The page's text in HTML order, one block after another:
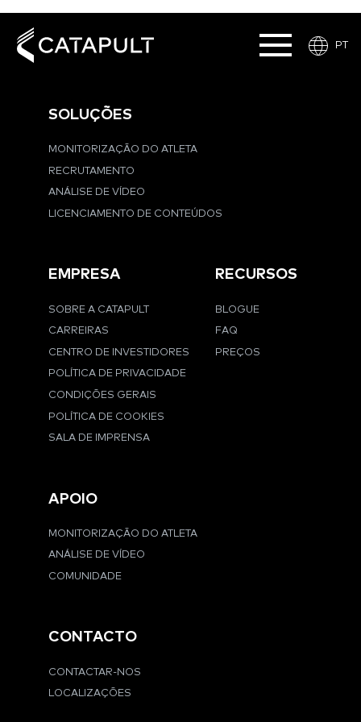
PT
SOLUÇÕES
MONITORIZAÇÃO DO ATLETA
RECRUTAMENTO
ANÁLISE DE VÍDEO
LICENCIAMENTO DE CONTEÚDOS
EMPRESA
SOBRE A CATAPULT
CARREIRAS
CENTRO DE INVESTIDORES
POLÍTICA DE PRIVACIDADE
CONDIÇÕES GERAIS
POLÍTICA DE COOKIES
SALA DE IMPRENSA
RECURSOS
BLOGUE
FAQ
PREÇOS
APOIO
MONITORIZAÇÃO DO ATLETA
ANÁLISE DE VÍDEO
COMUNIDADE
CONTACTO
CONTACTAR-NOS
LOCALIZAÇÕES